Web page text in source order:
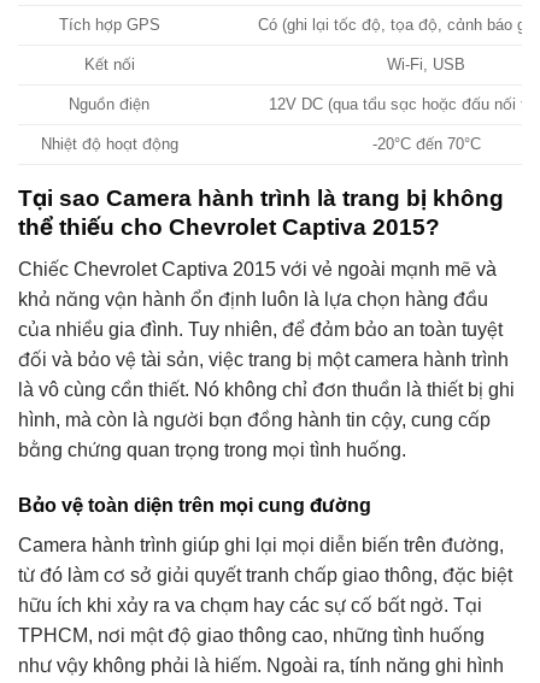
Tích hợp GPS Có (ghi lại tốc độ, tọa độ, cảnh báo
Kết nối Wi-Fi, USB
Nguồn điện 12V DC (qua tẩu sạc hoặc đấu nối
Nhiệt độ hoạt động -20°C đến 70°C
Tại sao Camera hành trình là trang bị không
thể thiếu cho Chevrolet Captiva 2015?
Chiếc Chevrolet Captiva 2015 với vẻ ngoài mạnh mẽ và
khả năng vận hành ổn định luôn là lựa chọn hàng đầu
của nhiều gia đình. Tuy nhiên, để đảm bảo an toàn tuyệt
đối và bảo vệ tài sản, việc trang bị một camera hành trình
là vô cùng cần thiết. Nó không chỉ đơn thuần là thiết bị ghi
hình, mà còn là người bạn đồng hành tin cậy, cung cấp
bằng chứng quan trọng trong mọi tình huống.
Bảo vệ toàn diện trên mọi cung đường
Camera hành trình giúp ghi lại mọi diễn biến trên đường,
từ đó làm cơ sở giải quyết tranh chấp giao thông, đặc biệt
hữu ích khi xảy ra va chạm hay các sự cố bất ngờ. Tại
TPHCM, nơi mật độ giao thông cao, những tình huống
như vậy không phải là hiếm. Ngoài ra, tính năng ghi hình